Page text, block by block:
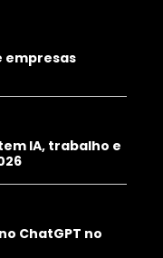
empresas
IA, trabalho e
ChatGPT no